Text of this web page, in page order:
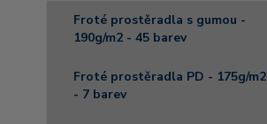
Froté prostěradla s gumou -
190g/m2 - 45 barev
Froté prostěradla PD - 175g/m2
- 7 barev